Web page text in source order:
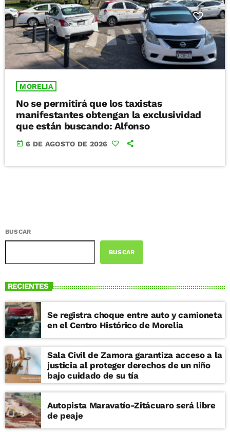
MORELIA
No se permitirá que los taxistas
manifestantes obtengan la exclusividad
que están buscando: Alfonso
today 6 DE AGOSTO DE 2026
BUSCAR
BUSCAR
RECIENTES
Se registra choque entre auto y camioneta
en el Centro Histórico de Morelia
Sala Civil de Zamora garantiza acceso a la
justicia al proteger derechos de un niño
bajo cuidado de su tía
Autopista Maravatío-Zitácuaro será libre
de peaje